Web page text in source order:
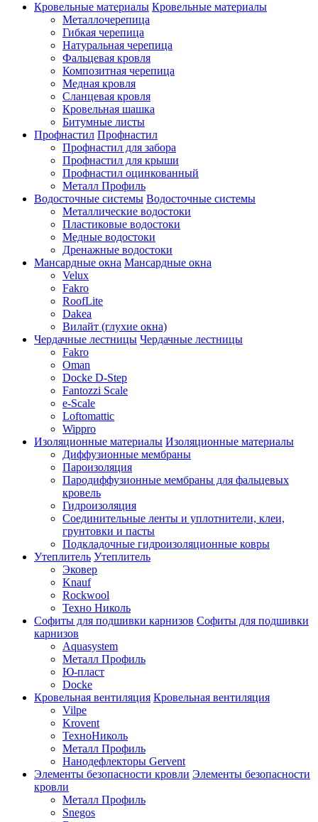
Кровельные материалы Кровельные материалы
Металлочерепица
Гибкая черепица
Натуральная черепица
Фальцевая кровля
Композитная черепица
Медная кровля
Сланцевая кровля
Кровельная шашка
Битумные листы
Профнастил Профнастил
Профнастил для забора
Профнастил для крыши
Профнастил оцинкованный
Металл Профиль
Водосточные системы Водосточные системы
Металлические водостоки
Пластиковые водостоки
Медные водостоки
Дренажные водостоки
Мансардные окна Мансардные окна
Velux
Fakro
RoofLite
Dakea
Вилайт (глухие окна)
Чердачные лестницы Чердачные лестницы
Fakro
Oman
Docke D-Step
Fantozzi Scale
e-Scale
Loftomattic
Wippro
Изоляционные материалы Изоляционные материалы
Диффузионные мембраны
Пароизоляция
Пародиффузионные мембраны для фальцевых
кровель
Гидроизоляция
Соединительные ленты и уплотнители, клеи,
грунтовки и пасты
Подкладочные гидроизоляционные ковры
Утеплитель Утеплитель
Эковер
Knauf
Rockwool
Техно Николь
Софиты для подшивки карнизов Софиты для подшивки
карнизов
Aquasystem
Металл Профиль
Ю-пласт
Docke
Кровельная вентиляция Кровельная вентиляция
Vilpe
Krovent
ТехноНиколь
Металл Профиль
Нанодефлекторы Gervent
Элементы безопасности кровли Элементы безопасности
кровли
Металл Профиль
Snegos